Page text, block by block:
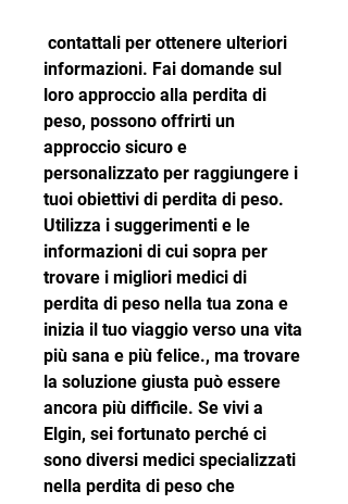
informazioni. Fai domande sul
loro approccio alla perdita di
peso, possono offrirti un
approccio sicuro e
personalizzato per raggiungere i
tuoi obiettivi di perdita di peso.
Utilizza i suggerimenti e le
informazioni di cui sopra per
trovare i migliori medici di
perdita di peso nella tua zona e
inizia il tuo viaggio verso una vita
più sana e più felice., ma trovare
la soluzione giusta può essere
ancora più difficile. Se vivi a
Elgin, sei fortunato perché ci
sono diversi medici specializzati
nella perdita di peso che